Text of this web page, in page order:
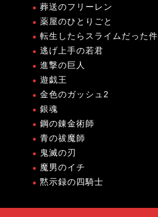
葬送のフリーレン
薬屋のひとりごと
転生したらスライムだった件
逃げ上手の若君
進撃の巨人
遊戯王
金色のガッシュ2
銀魂
鋼の錬金術師
青の祓魔師
鬼滅の刃
魔男のイチ
黙示録の四騎士